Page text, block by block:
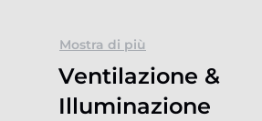
Mostra di più
Ventilazione &
Illuminazione